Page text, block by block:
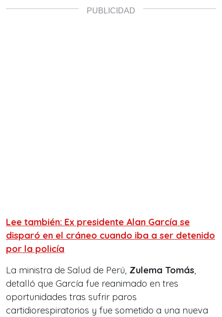
Lee también: Ex presidente Alan García se
disparó en el cráneo cuando iba a ser detenido
por la policía
La ministra de Salud de Perú, Zulema Tomás,
detalló que García fue reanimado en tres
oportunidades tras sufrir paros
cartidiorespiratorios y fue sometido a una nueva